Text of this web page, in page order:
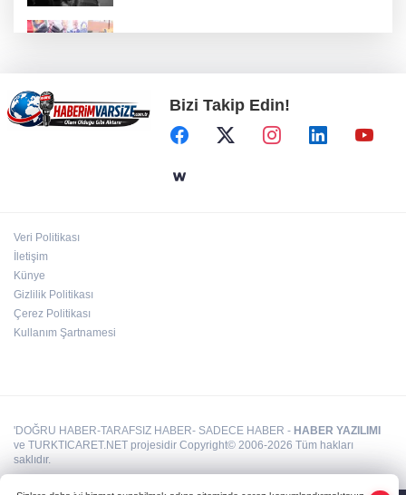
Bursa İnegöl’de binicilik için modern
manejler yapılıyor
Bursa’da TEKNOSAB KOBİ OSB tanıtıldı...
Bizi Takip Edin!
Veri Politikası
İletişim
Künye
Gizlilik Politikası
Çerez Politikası
Kullanım Şartnamesi
'DOĞRU HABER-TARAFSIZ HABER- SADECE HABER - HABER YAZILIMI
ve TURKTICARET.NET projesidir Copyright© 2006-2026 Tüm hakları
saklıdır.